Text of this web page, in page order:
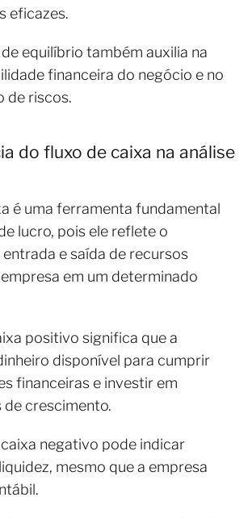
eficazes.
equilíbrio também auxilia na
financeira do negócio e no
de riscos.
do fluxo de caixa na análise
é uma ferramenta fundamental
lucro, pois ele reflete o
e saída de recursos
em um determinado
positivo significa que a
disponível para cumprir
financeiras e investir em
crescimento.
negativo pode indicar
mesmo que a empresa